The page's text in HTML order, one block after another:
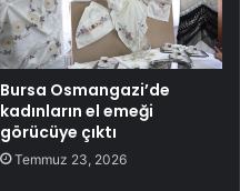
Bursa Osmangazi’de
kadınların el emeği
görücüye çıktı
Temmuz 23, 2026